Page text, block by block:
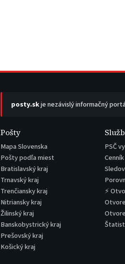
posty.skje nezávislý informačný
Pošty
Mapa Slovenska
Pošty podľa miest
Bratislavský kraj
Trnavský kraj
Trenčiansky kraj
Nitriansky kraj
Žilinský kraj
Banskobystrický kraj
Prešovský kraj
Košický kraj
PSČ
⚡